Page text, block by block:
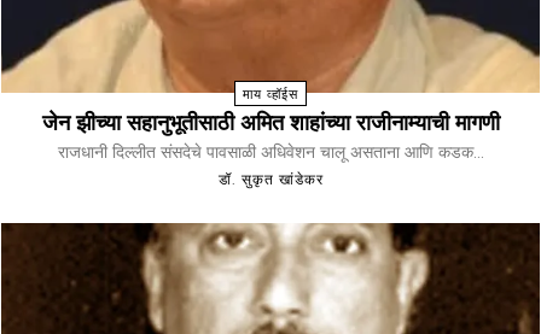
माय व्हॉईस
जेन झीच्या सहानुभूतीसाठी अमित शाहांच्या राजीनाम्याची मागणी
राजधानी दिल्लीत संसदेचे पावसाळी अधिवेशन चालू असताना आणि कडक...
डॉ. सुकृत खांडेकर